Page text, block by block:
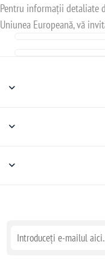
Pentru informații detaliate
Uniunea Europeană, vă